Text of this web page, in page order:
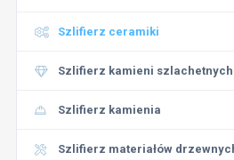
Szlifierz ceramiki
Szlifierz kamieni
Szlifierz kamienia
Szlifierz materiałów